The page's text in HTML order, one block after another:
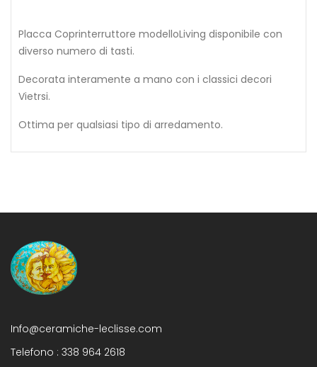
Placca Coprinterruttore modelloLiving disponibile con
diverso numero di tasti.
Decorata interamente a mano con i classici decori
Vietrsi.
Ottima per qualsiasi tipo di arredamento.
Info@ceramiche-leclisse.com
Telefono : 338 964 2618